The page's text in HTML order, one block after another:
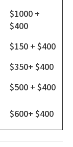
$1000 +
$400
$150 + $400
$350+ $400
$500 + $400
$600+ $400